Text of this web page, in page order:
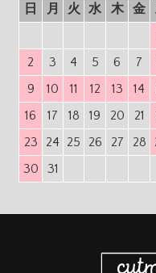
日
月 火 水 木 金
2
3 4 5 6 7
9
10 11 12 13 14
16
17 18 19 20 21
23
24 25 26 27 28
30
31